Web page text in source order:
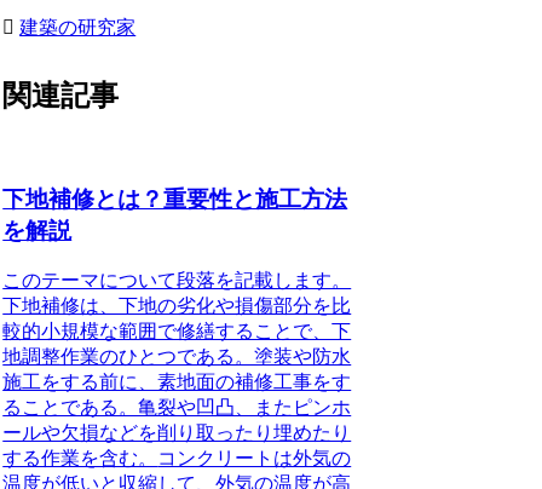
建築の研究家
関連記事
下地補修とは？重要性と施工方法
を解説
このテーマについて段落を記載します。
下地補修は、下地の劣化や損傷部分を比
較的小規模な範囲で修繕することで、下
地調整作業のひとつである。塗装や防水
施工をする前に、素地面の補修工事をす
ることである。亀裂や凹凸、またピンホ
ールや欠損などを削り取ったり埋めたり
する作業を含む。
コンクリートは外気の
温度が低いと収縮して、外気の温度が高